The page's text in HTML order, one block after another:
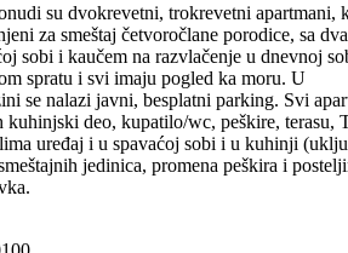
su dvokrevetni, trokrevetni apartmani,
za smeštaj četvoročlane porodice, sa dva
sobi i kaučem na razvlačenje u dnevnoj
spratu i svi imaju pogled ka moru. U
se nalazi javni, besplatni parking. Svi
deo, kupatilo/wc, peškire, terasu,
uređaj i u spavaćoj sobi i u kuhinji
jedinica, promena peškira i